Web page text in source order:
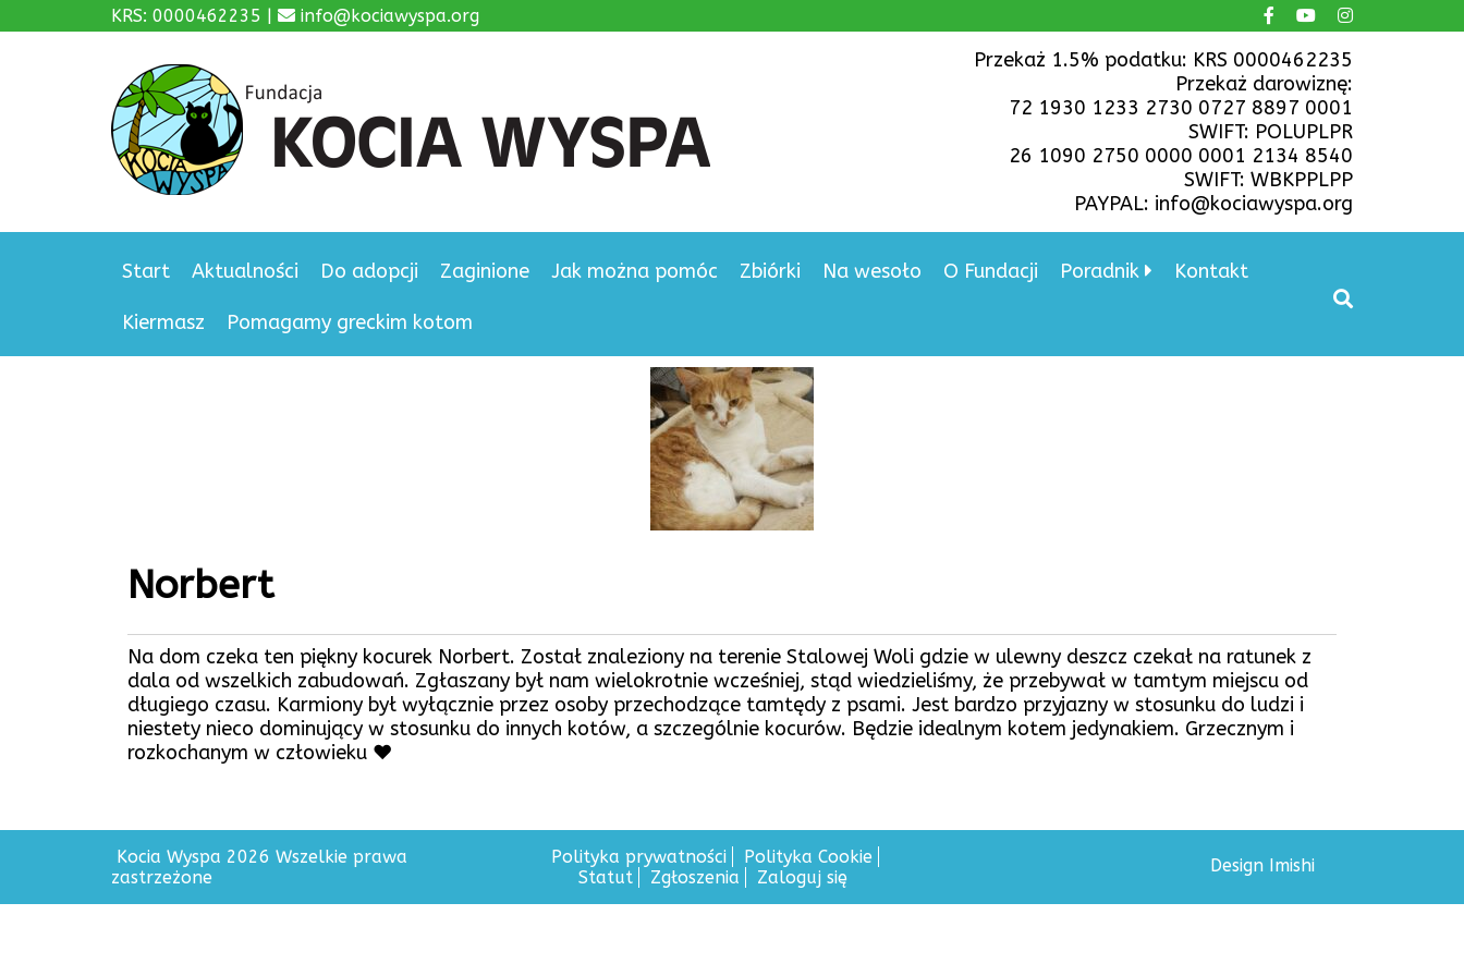
KRS: 0000462235 | info@kociawyspa.org
Przekaż 1.5% podatku: KRS 0000462235
Przekaż darowiznę:
72 1930 1233 2730 0727 8897 0001
SWIFT: POLUPLPR
26 1090 2750 0000 0001 2134 8540
SWIFT: WBKPPLPP
PAYPAL: info@kociawyspa.org
Start Aktualności Do adopcji Zaginione Jak można pomóc Zbiórki Na wesoło O Fundacji Poradnik Kontakt
Kiermasz Pomagamy greckim kotom
Norbert
Na dom czeka ten piękny kocurek Norbert. Został znaleziony na terenie Stalowej Woli gdzie w ulewny deszcz czekał na ratunek z
dala od wszelkich zabudowań. Zgłaszany był nam wielokrotnie wcześniej, stąd wiedzieliśmy, że przebywał w tamtym miejscu od
długiego czasu. Karmiony był wyłącznie przez osoby przechodzące tamtędy z psami. Jest bardzo przyjazny w stosunku do ludzi i
niestety nieco dominujący w stosunku do innych kotów, a szczególnie kocurów. Będzie idealnym kotem jedynakiem. Grzecznym i
rozkochanym w człowieku ❤️
Kocia Wyspa 2026 Wszelkie prawa
zastrzeżone
Polityka prywatności
Polityka Cookie
Statut
Zgłoszenia Zaloguj się
Design Imishi